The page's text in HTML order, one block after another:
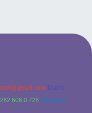
Teams:
606 0 726 Telegram: